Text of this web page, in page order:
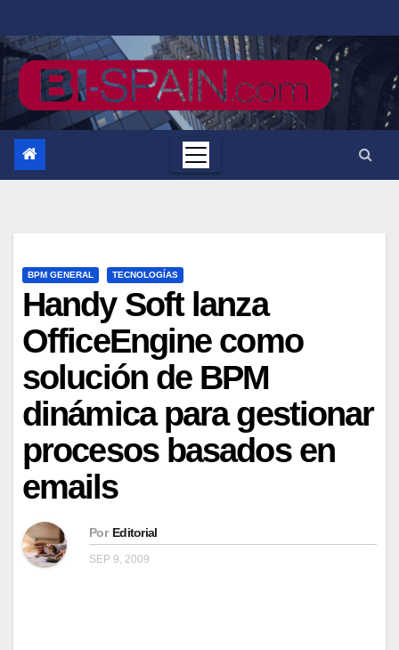
al
contenido
BPM GENERAL TECNOLOGÍAS
Handy Soft lanza
OfficeEngine como
solución de BPM
dinámica para gestionar
procesos basados en
emails
Por Editorial
SEP 9, 2009